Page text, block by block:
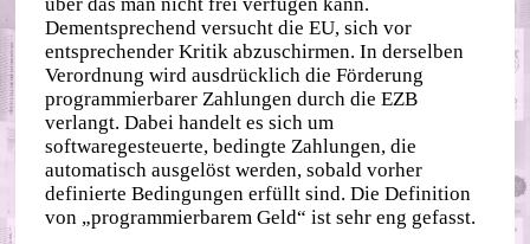
Dementsprechend versucht die EU, sich vor
entsprechender Kritik abzuschirmen. In derselben
Verordnung wird ausdrücklich die Förderung
programmierbarer Zahlungen durch die EZB
verlangt. Dabei handelt es sich um
softwaregesteuerte, bedingte Zahlungen, die
automatisch ausgelöst werden, sobald vorher
definierte Bedingungen erfüllt sind. Die Definition
von „programmierbarem Geld“ ist sehr eng gefasst.